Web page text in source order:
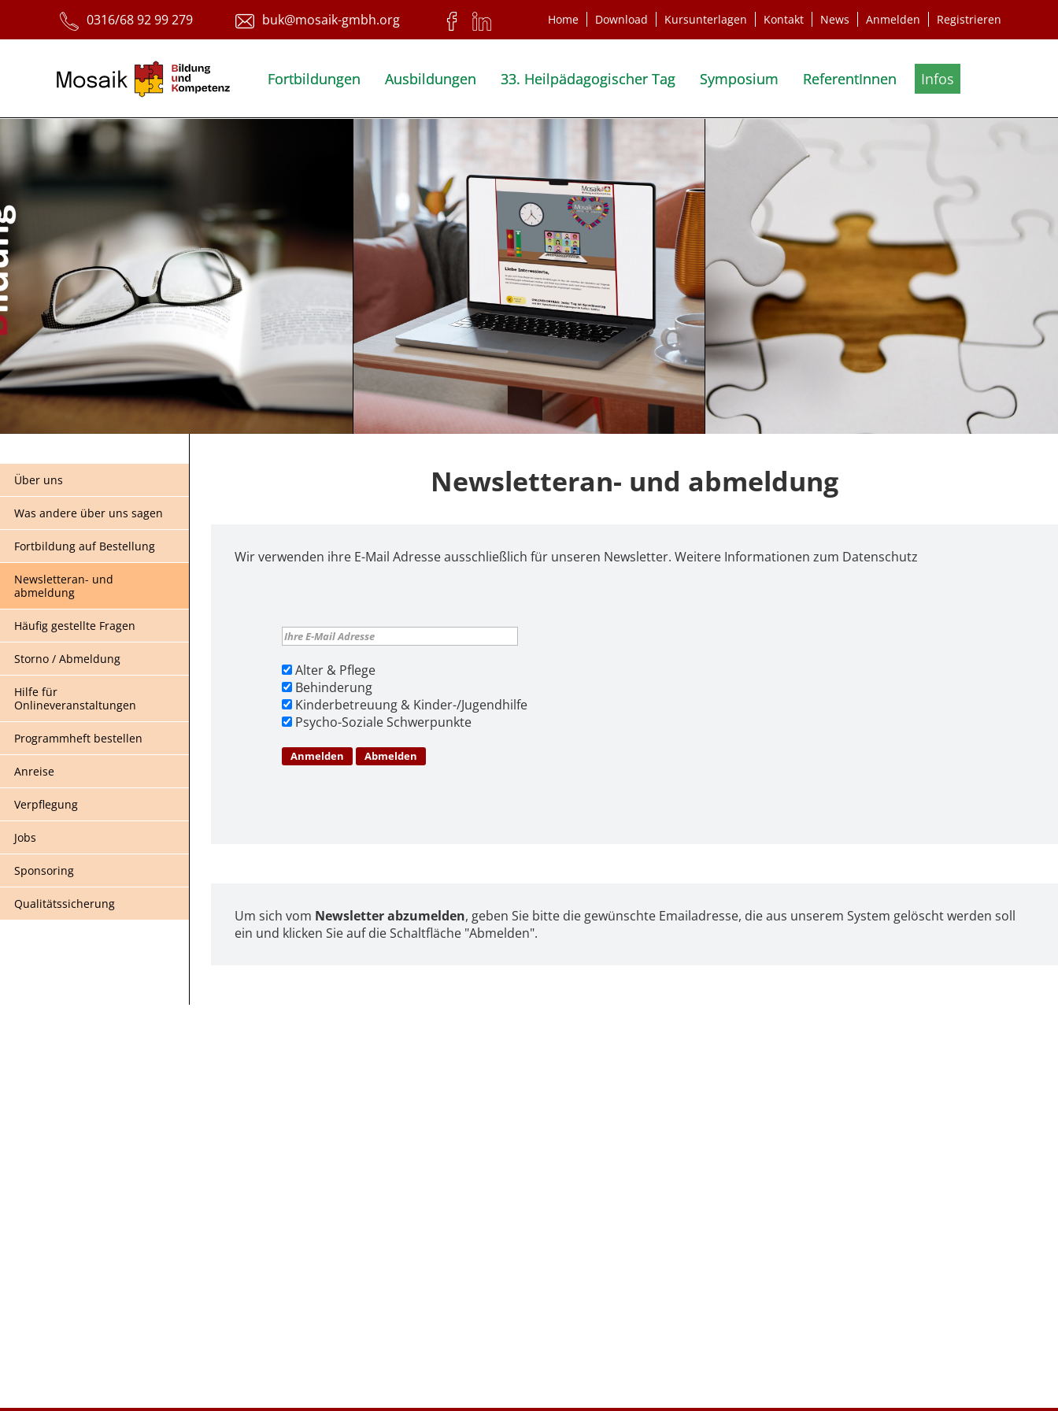
Home Download Kursunterlagen Kontakt News Anmelden Registrieren
Fortbildungen Ausbildungen 33. Heilpädagogischer Tag Symposium ReferentInnen Infos
Über uns
Was andere über uns sagen
Fortbildung auf Bestellung
Newsletteran- und
abmeldung
Häufig gestellte Fragen
Storno / Abmeldung
Hilfe für
Onlineveranstaltungen
Programmheft bestellen
Anreise
Verpflegung
Jobs
Sponsoring
Qualitätssicherung
Newsletteran- und abmeldung
Wir verwenden ihre E-Mail Adresse ausschließlich für unseren Newsletter. Weitere Informationen zum Datenschutz
Alter & Pflege
Behinderung
Kinderbetreuung & Kinder-/Jugendhilfe
Psycho-Soziale Schwerpunkte
Um sich vom Newsletter abzumelden, geben Sie bitte die gewünschte Emailadresse, die aus unserem System gelöscht werden soll
ein und klicken Sie auf die Schaltfläche "Abmelden".